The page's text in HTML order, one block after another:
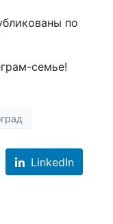
по
семье!
LinkedIn